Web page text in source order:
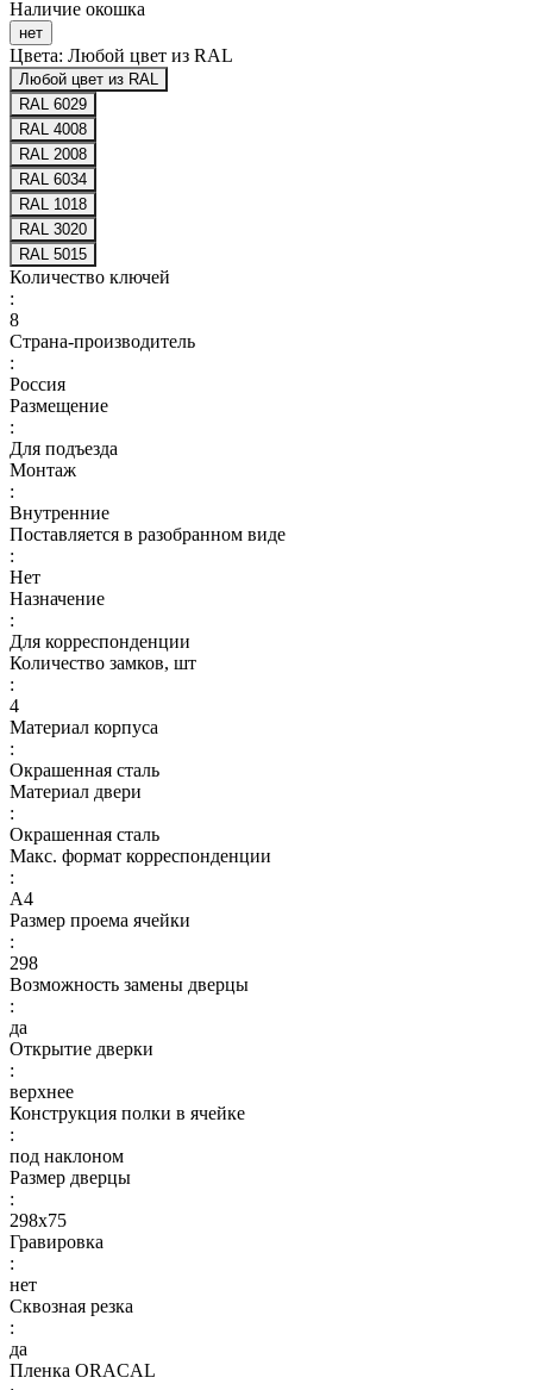
Наличие окошка
нет
Цвета: Любой цвет из RAL
Любой цвет из RAL
RAL 6029
RAL 4008
RAL 2008
RAL 6034
RAL 1018
RAL 3020
RAL 5015
Количество ключей
:
8
Страна-производитель
:
Россия
Размещение
:
Для подъезда
Монтаж
:
Внутренние
Поставляется в разобранном виде
:
Нет
Назначение
:
Для корреспонденции
Количество замков, шт
:
4
Материал корпуса
:
Окрашенная сталь
Материал двери
:
Окрашенная сталь
Макс. формат корреспонденции
:
А4
Размер проема ячейки
:
298
Возможность замены дверцы
:
да
Открытие дверки
:
верхнее
Конструкция полки в ячейке
:
под наклоном
Размер дверцы
:
298х75
Гравировка
:
нет
Сквозная резка
:
да
Пленка ORACAL